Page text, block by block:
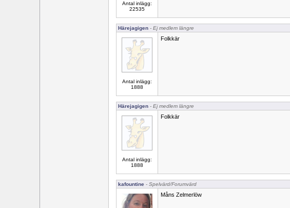
Antal inlägg:
22535
Härejagigen - Ej medlem längre
Antal inlägg:
1888
Folkkär
Härejagigen - Ej medlem längre
Antal inlägg:
1888
Folkkär
kafountine - Spelvärd/Forumvärd
Måns Zelmerlöw